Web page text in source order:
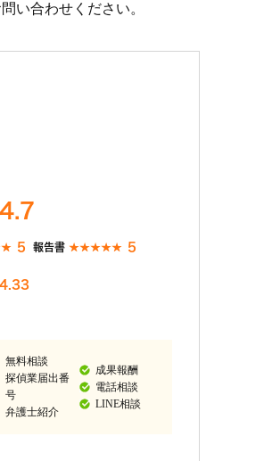
い合わせください。
4.7
5 報告書 5
4.33
無料相談
探偵業届出番
号
弁護士紹介
成果報酬
電話相談
LINE相談